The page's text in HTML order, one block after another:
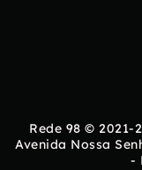
Rede 98 © 2021-
Avenida Nossa
-